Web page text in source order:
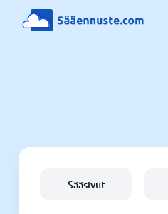
Sääsivut